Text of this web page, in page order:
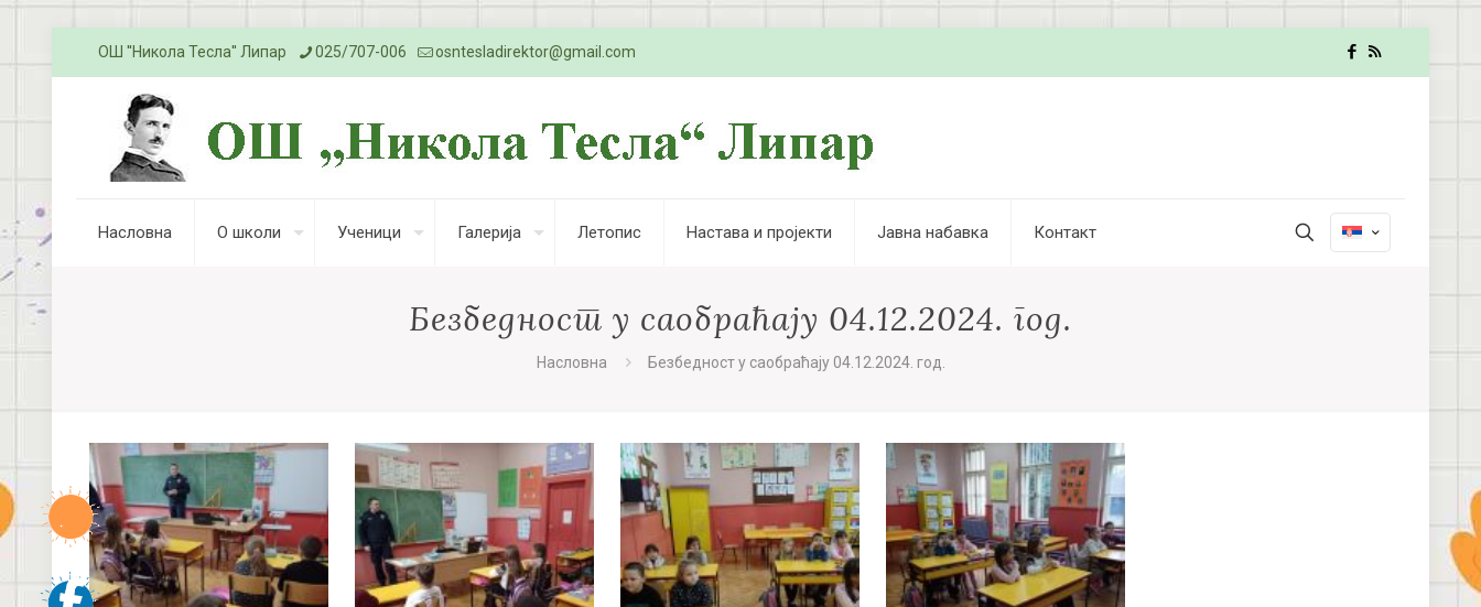
ОШ ''Никола Тесла'' Липар 025/707-006 osntesladirektor@gmail.com
Насловна О школи Ученици Галерија Летопис Настава и пројекти Јавна набавка Контакт
Безбедност у саобраћају 04.12.2024. год.
Насловна Безбедност у саобраћају 04.12.2024. год.